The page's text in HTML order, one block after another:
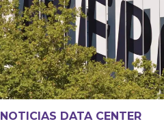
NOTICIAS DATA CENTER